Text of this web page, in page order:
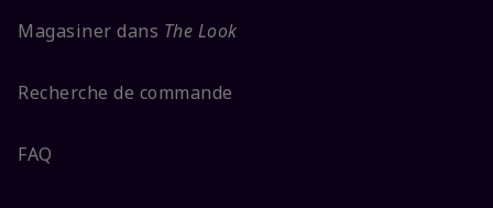
Magasiner dans The Look
Recherche de commande
FAQ